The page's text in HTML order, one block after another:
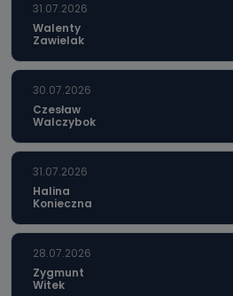
31.07.2026
Walenty
Zawielak
30.07.2026
Czesław
Walczybok
31.07.2026
Halina
Konieczna
28.07.2026
Zygmunt
Witek